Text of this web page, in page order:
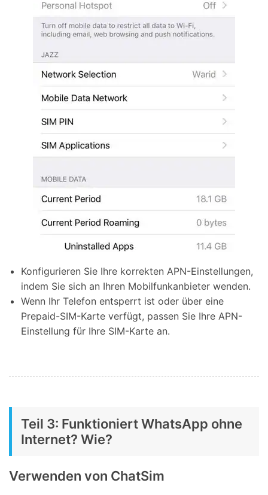
Konfigurieren Sie Ihre korrekten APN-Einstellungen,
indem Sie sich an Ihren Mobilfunkanbieter wenden.
Wenn Ihr Telefon entsperrt ist oder über eine
Prepaid-SIM-Karte verfügt, passen Sie Ihre APN-
Einstellung für Ihre SIM-Karte an.
Teil 3: Funktioniert WhatsApp ohne
Internet? Wie?
Verwenden von ChatSim